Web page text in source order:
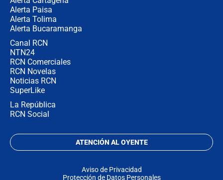
Alerta Paisa
Alerta Tolima
Alerta Bucaramanga
Canal RCN
NTN24
RCN Comerciales
RCN Novelas
Noticias RCN
SuperLike
La República
RCN Social
ATENCIÓN AL OYENTE
Aviso de Privacidad
Protección de Datos Personales